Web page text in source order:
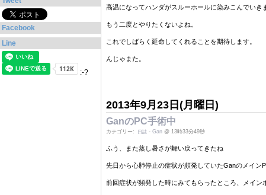
Facebook
Line
:-?
高温になってハンダがスルーホールに染みこんでい
もう二度とやりたくないよね。
これでしばらく延命してくれることを期待します。
んじゃまた。
2013年9月23日(月曜日)
GanのPC手術中
カテゴリー: 日誌 - Gan @ 13時33分49秒
ふう、また蒸し暑さが舞い戻ってきたね
先日から心肺停止の症状が頻発していたGanのメイン
前回症状が頻発した時にみてもらったところ、メイン